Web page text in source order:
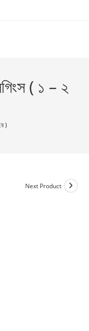
( ১ – ২
)
Next Product